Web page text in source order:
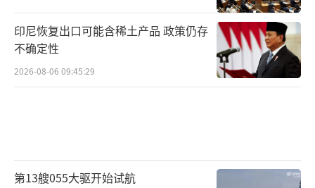
印尼恢复出口可能含稀土产品 政策仍存
不确定性
2026-08-06 09:45:29
第13艘055大驱开始试航